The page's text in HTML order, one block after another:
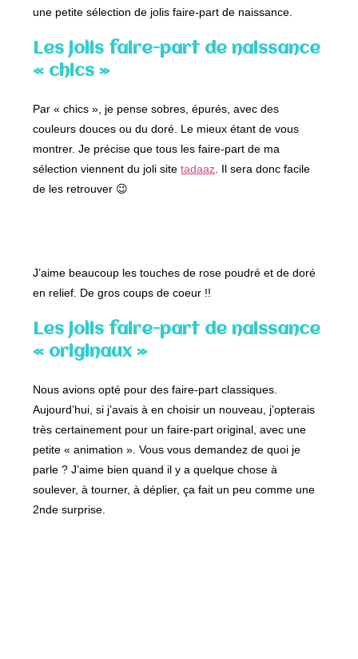
une petite sélection de jolis faire-part de naissance.
Les jolis faire-part de naissance
« chics »
Par « chics », je pense sobres, épurés, avec des
couleurs douces ou du doré. Le mieux étant de vous
montrer. Je précise que tous les faire-part de ma
sélection viennent du joli sitetadaaz . Il sera donc facile
de les retrouver 😉
J’aime beaucoup les touches de rose poudré et de doré
en relief. De gros coups de coeur !!
Les jolis faire-part de naissance
« originaux »
Nous avions opté pour des faire-part classiques.
Aujourd’hui, si j’avais à en choisir un nouveau, j’opterais
très certainement pour un faire-part original, avec une
petite « animation ». Vous vous demandez de quoi je
parle ? J’aime bien quand il y a quelque chose à
soulever, à tourner, à déplier, ça fait un peu comme une
2nde surprise.